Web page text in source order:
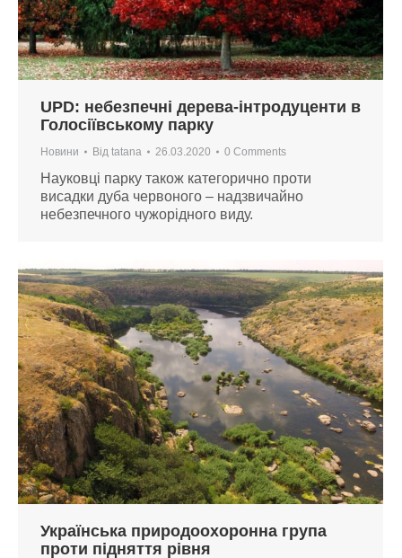
UPD: небезпечні дерева-інтродуценти в
Голосіївському парку
Новини Від tatana 26.03.2020 0 Comments
Науковці парку також категорично проти
висадки дуба червоного – надзвичайно
небезпечного чужорідного виду.
Українська природоохоронна група
проти підняття рівня